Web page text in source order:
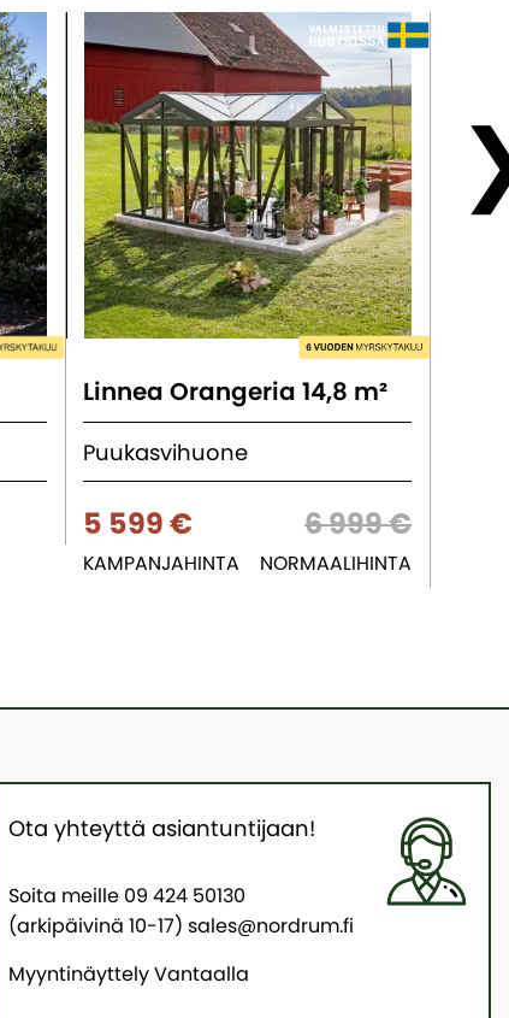
Linnea Orangeria 14,8 m²
Puukasvihuone
5 599 € 6 999 €
KAMPANJAHINTA NORMAALIHINTA
Ota yhteyttä asiantuntijaan!
Soita meille 09 424 50130
(arkipäivinä 10-17) sales@nordrum.fi
Myyntinäyttely Vantaalla